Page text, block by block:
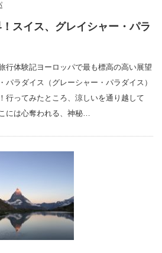
スイス、グレイシャー・パラ
行体験記ヨーロッパで最も標高の高い展望
パラダイス（グレーシャー・パラダイス）
行ってみたところ、涼しいを通り越して
には心奪われる、神秘…